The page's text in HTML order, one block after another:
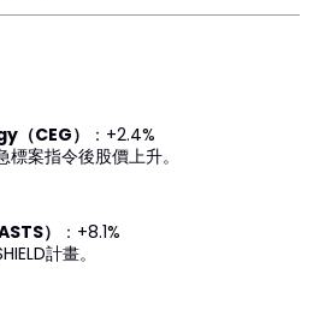
CEG）
：+2.4%
案指令後股價上升。
）
：+8.1%
計畫。